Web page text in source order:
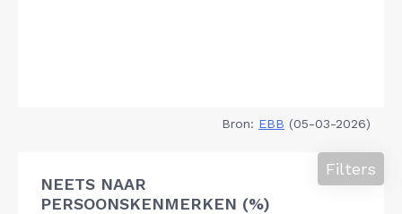
Bron: EBB (05-03-2026)
NEETS NAAR
PERSOONSKENMERKEN (%)
Filters